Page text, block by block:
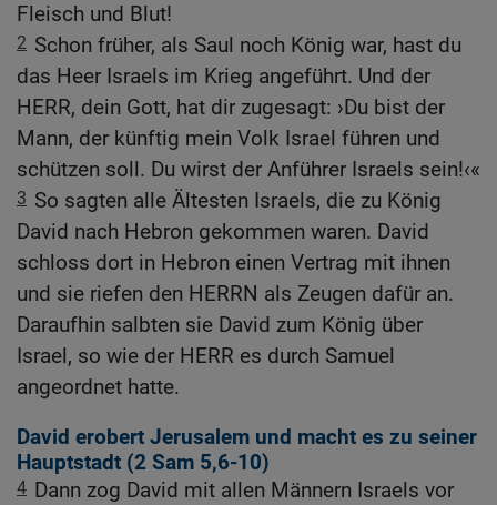
Fleisch und Blut!
2 Schon früher, als Saul noch König war, hast du
das Heer Israels im Krieg angeführt. Und der
HERR, dein Gott, hat dir zugesagt: ›Du bist der
Mann, der künftig mein Volk Israel führen und
schützen soll. Du wirst der Anführer Israels sein!‹«
3 So sagten alle Ältesten Israels, die zu König
David nach Hebron gekommen waren. David
schloss dort in Hebron einen Vertrag mit ihnen
und sie riefen den HERRN als Zeugen dafür an.
Daraufhin salbten sie David zum König über
Israel, so wie der HERR es durch Samuel
angeordnet hatte.
David erobert Jerusalem und macht es zu seiner
Hauptstadt (2 Sam 5,6-10)
4 Dann zog David mit allen Männern Israels vor